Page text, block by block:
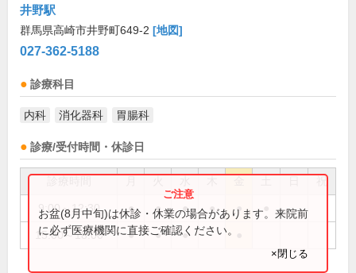
井野駅
群馬県高崎市井野町649-2 [地図]
027-362-5188
診療科目
内科 消化器科 胃腸科
診療/受付時間・休診日
祝
9:00～12:30 ● ● ● ● ●
15:00～18:00 ● ● ●
お盆(8月中旬)は休診・休業の場合があります。来院前
に必ず医療機関に直接ご確認ください。
×閉じる